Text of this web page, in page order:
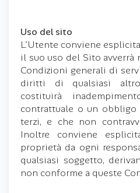
Uso del sito
L'Utente conviene
il suo uso del Sito
Condizioni generali di
diritti di qualsiasi
costituirà
contrattuale o un
terzi, e che non
Inoltre conviene
proprietà da ogni
qualsiasi soggetto,
non conforme a queste